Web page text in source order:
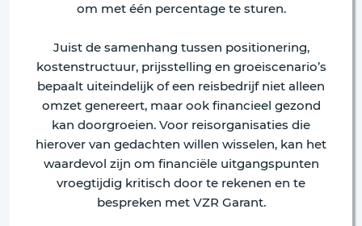
om met één percentage te sturen.
Juist de samenhang tussen positionering,
kostenstructuur, prijsstelling en groeiscenario’s
bepaalt uiteindelijk of een reisbedrijf niet alleen
omzet genereert, maar ook financieel gezond
kan doorgroeien. Voor reisorganisaties die
hierover van gedachten willen wisselen, kan het
waardevol zijn om financiële uitgangspunten
vroegtijdig kritisch door te rekenen en te
bespreken met VZR Garant.